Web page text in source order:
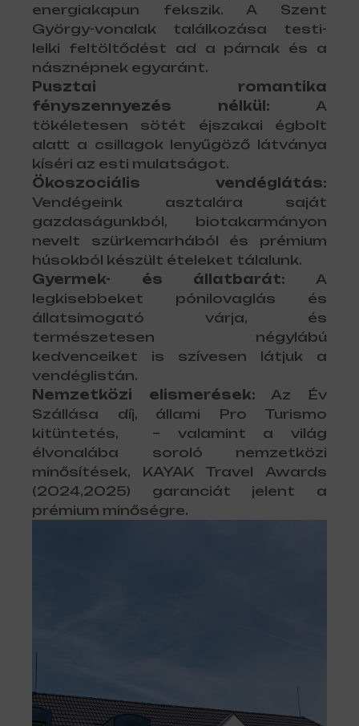
energiakapun fekszik. A Szent
György-vonalak találkozása testi-
lelki feltöltődést ad a párnak és a
násznépnek egyaránt.
Pusztai romantika
fényszennyezés nélkül: A
tökéletesen sötét éjszakai égbolt
alatt a csillagok lenyűgöző látványa
kíséri az esti mulatságot.
Ökoszociális vendéglátás:
Vendégeink asztalára saját
gazdaságunkból, biotakarmányon
nevelt szürkemarhából és prémium
húsokból készült ételeket tálalunk.
Gyermek- és állatbarát: A
legkisebbeket pónilovaglás és
állatsimogató várja, és
természetesen négylábú
kedvenceiket is szívesen látjuk a
vendéglistán.
Nemzetközi elismerések: Az Év
Szállása díj, állami Pro Turismo
kitüntetés, – valamint a világ
élvonalába soroló nemzetközi
minősítések, KAYAK Travel Awards
(2024,2025) garanciát jelent a
prémium minőségre.